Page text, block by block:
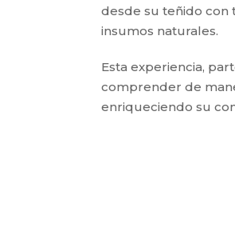
desde su teñido con
insumos naturales.
Esta experiencia,
comprender de
enriqueciendo su